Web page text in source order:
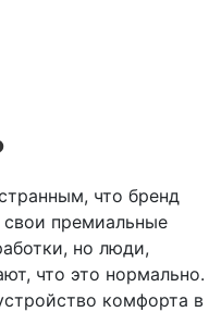
что бренд
премиальные
но люди,
что это нормально.
комфорта в